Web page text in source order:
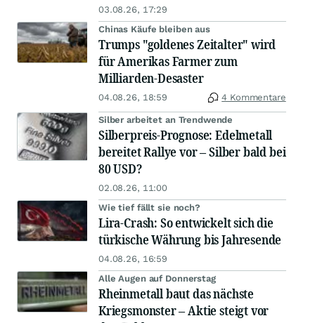
03.08.26, 17:29
Chinas Käufe bleiben aus
Trumps "goldenes Zeitalter" wird
für Amerikas Farmer zum
Milliarden-Desaster
04.08.26, 18:59 4 Kommentare
Silber arbeitet an Trendwende
Silberpreis-Prognose: Edelmetall
bereitet Rallye vor – Silber bald bei
80 USD?
02.08.26, 11:00
Wie tief fällt sie noch?
Lira-Crash: So entwickelt sich die
türkische Währung bis Jahresende
04.08.26, 16:59
Alle Augen auf Donnerstag
Rheinmetall baut das nächste
Kriegsmonster – Aktie steigt vor